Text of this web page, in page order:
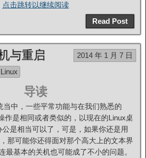
点击跳转以继续阅读
Read Post
与重启
2014 年 1 月 7 日
Linux
导读
当中，一些平常功能与在我们熟悉的
作是相同或者类似的，以现在的Linux桌
是相当可以了，可是，如果你还是用
那可能你还得面对那个高大上的文本界
最基本的关机也可能成了不小的问题。